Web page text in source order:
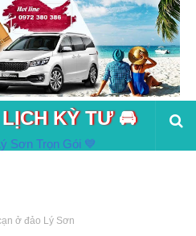
KỲ TƯ 🚘
Sơn Trọn Gói 💙
ở đảo Lý Sơn